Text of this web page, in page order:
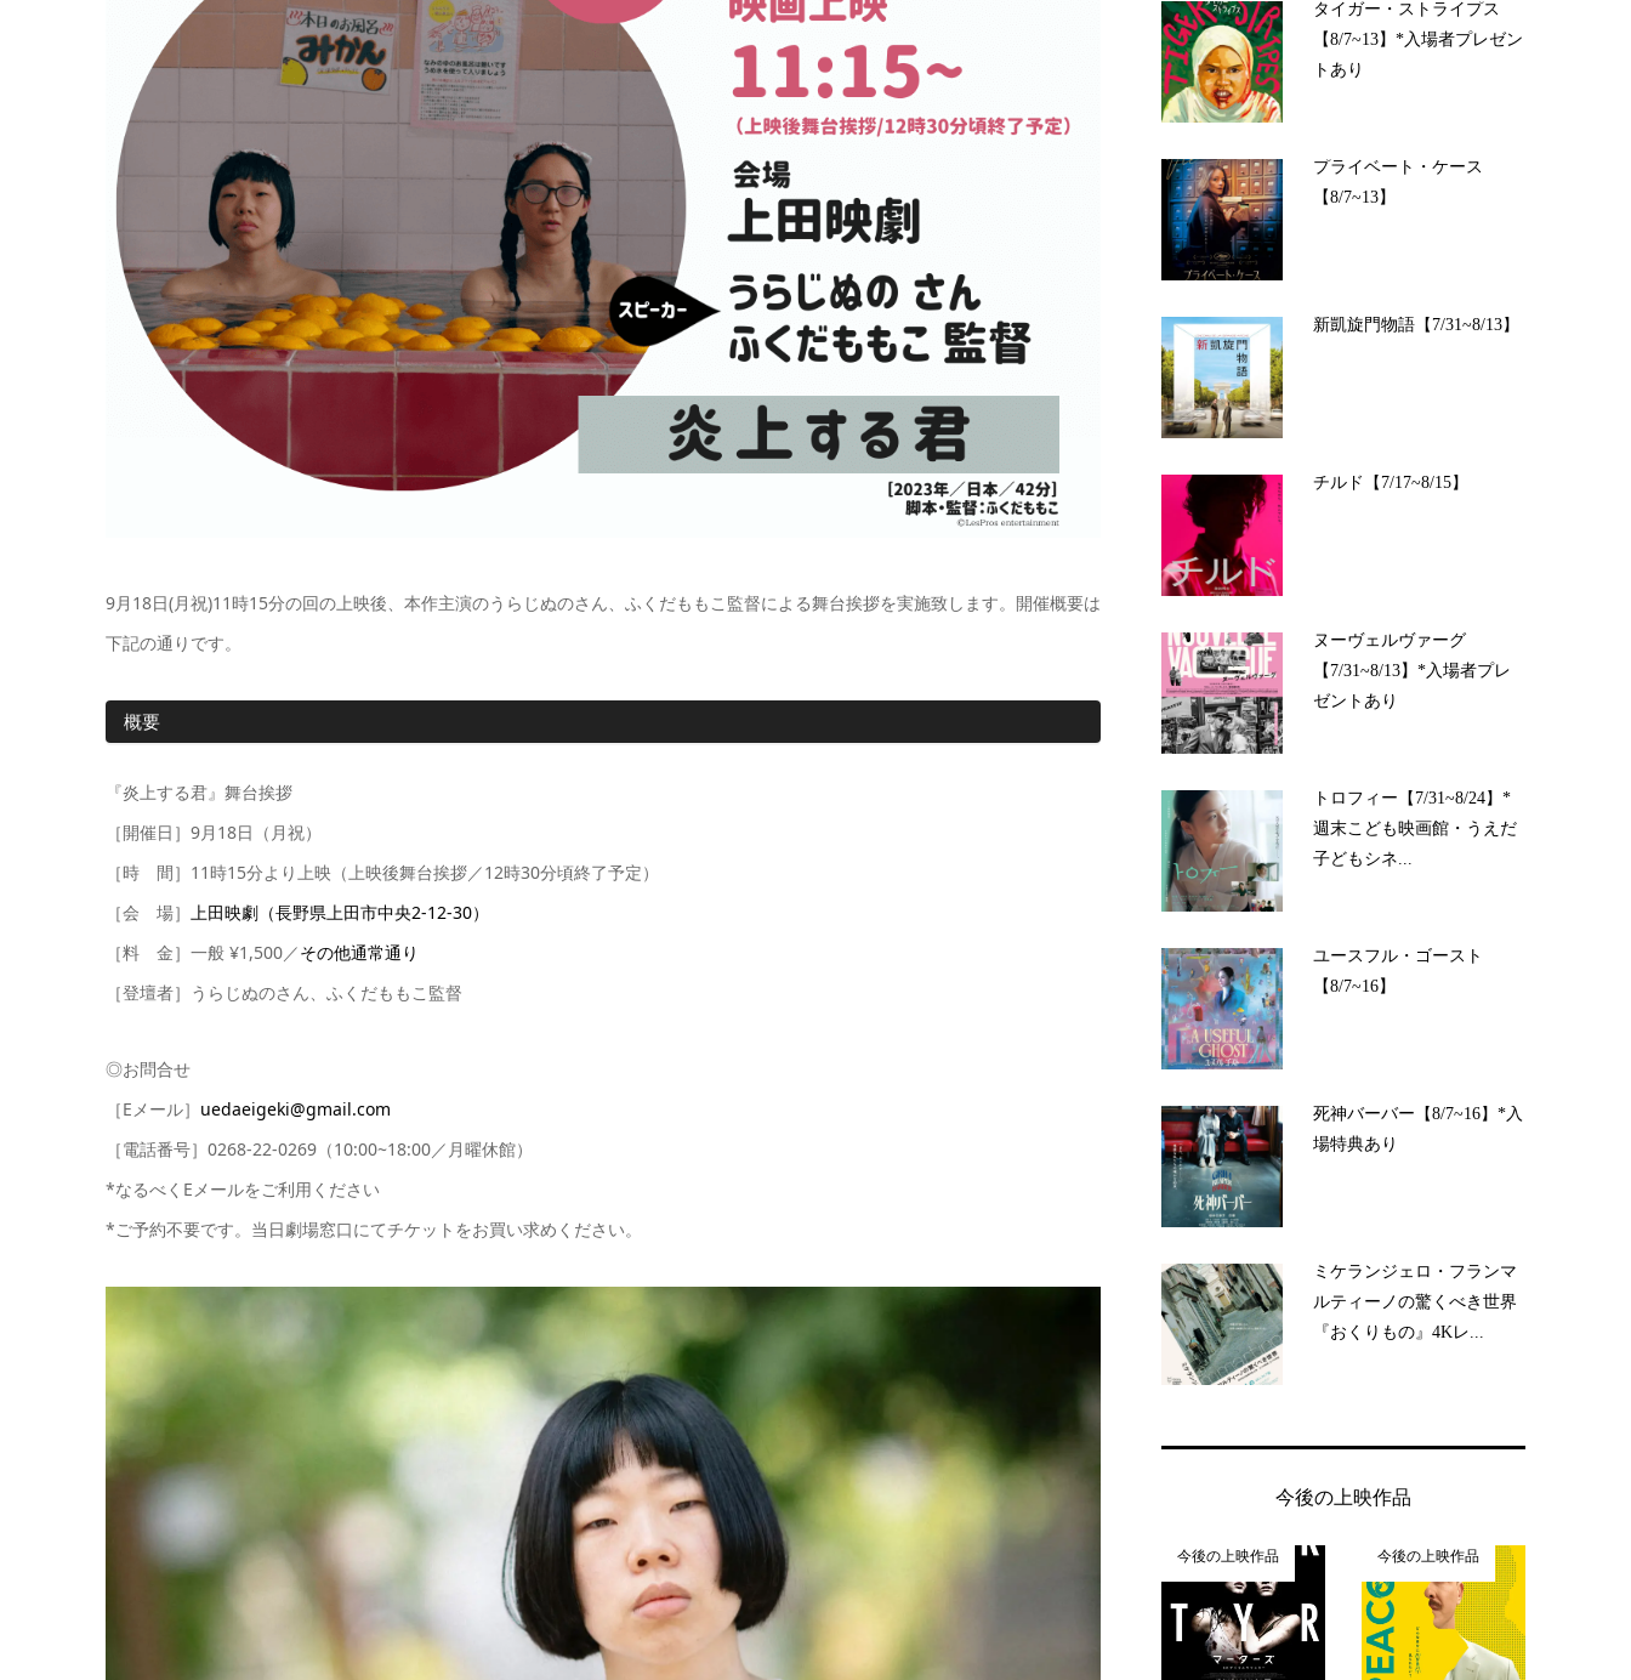
9月18日(月祝)11時15分の回の上映後、本作主演のうらじぬのさん、ふくだももこ監督による舞台挨拶を実施致します。開催概要は
下記の通りです。
概要
『炎上する君』舞台挨拶
［開催日］9月18日（月祝）
［時 間］11時15分より上映（上映後舞台挨拶／12時30分頃終了予定）
［会 場］ 上田映劇（長野県上田市中央2-12-30）
［料 金］一般 ¥1,500／その他通常通り
［登壇者］うらじぬのさん、ふくだももこ監督
◎お問合せ
［Eメール］ uedaeigeki@gmail.com
［電話番号］0268-22-0269（10:00~18:00／月曜休館）
*なるべくEメールをご利用ください
*ご予約不要です。当日劇場窓口にてチケットをお買い求めください。
タイガー・ストライプス
【8/7~13】*入場者プレゼン
トあり
プライベート・ケース
【8/7~13】
新凱旋門物語【7/31~8/13】
チルド【7/17~8/15】
ヌーヴェルヴァーグ
【7/31~8/13】*入場者プレ
ゼントあり
トロフィー【7/31~8/24】*
週末こども映画館・うえだ
子どもシネ...
ユースフル・ゴースト
【8/7~16】
死神バーバー【8/7~16】*入
場特典あり
ミケランジェロ・フランマ
ルティーノの驚くべき世界
『おくりもの』4Kレ...
今後の上映作品
今後の上映作品 今後の上映作品